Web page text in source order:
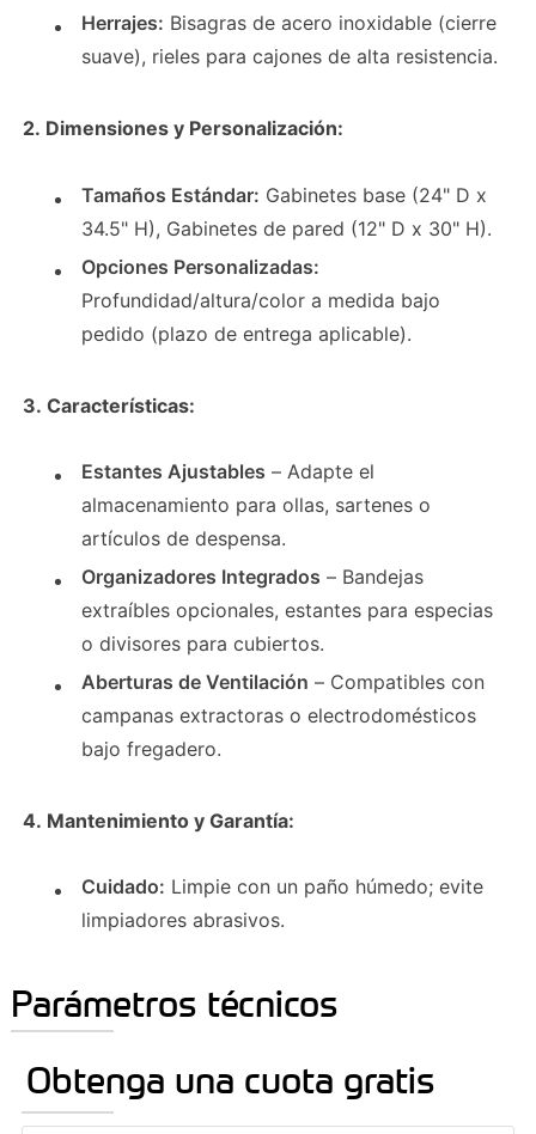
Herrajes: Bisagras de acero inoxidable (cierre
suave), rieles para cajones de alta resistencia.
2. Dimensiones y Personalización:
Tamaños Estándar: Gabinetes base (24" D x
34.5" H), Gabinetes de pared (12" D x 30" H).
Opciones Personalizadas:
Profundidad/altura/color a medida bajo
pedido (plazo de entrega aplicable).
3. Características:
Estantes Ajustables – Adapte el
almacenamiento para ollas, sartenes o
artículos de despensa.
Organizadores Integrados – Bandejas
extraíbles opcionales, estantes para especias
o divisores para cubiertos.
Aberturas de Ventilación – Compatibles con
campanas extractoras o electrodomésticos
bajo fregadero.
4. Mantenimiento y Garantía:
Cuidado: Limpie con un paño húmedo; evite
limpiadores abrasivos.
Parámetros técnicos
Obtenga una cuota gratis